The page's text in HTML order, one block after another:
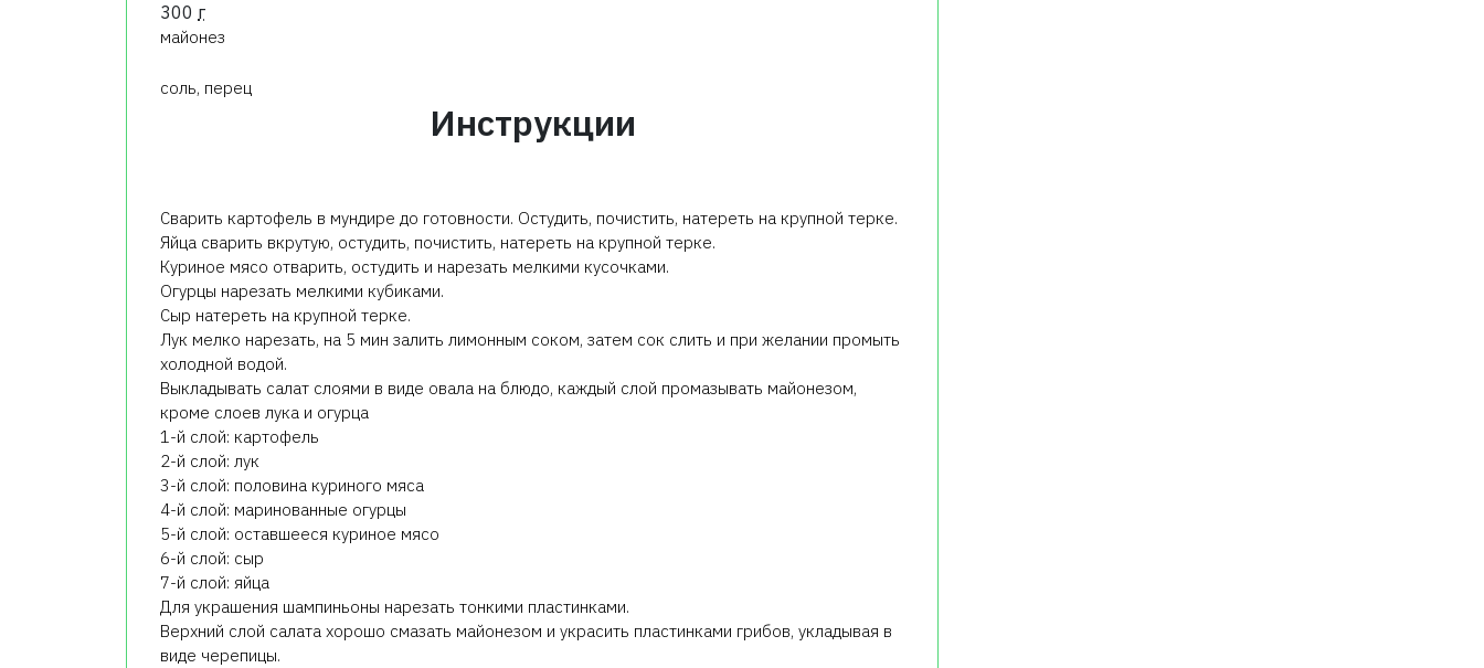
300 г
майонез
соль, перец
Инструкции
Сварить картофель в мундире до готовности. Остудить, почистить, натереть на крупной терке.
Яйца сварить вкрутую, остудить, почистить, натереть на крупной терке.
Куриное мясо отварить, остудить и нарезать мелкими кусочками.
Огурцы нарезать мелкими кубиками.
Сыр натереть на крупной терке.
Лук мелко нарезать, на 5 мин залить лимонным соком, затем сок слить и при желании промыть
холодной водой.
Выкладывать салат слоями в виде овала на блюдо, каждый слой промазывать майонезом,
кроме слоев лука и огурца
1-й слой: картофель
2-й слой: лук
3-й слой: половина куриного мяса
4-й слой: маринованные огурцы
5-й слой: оставшееся куриное мясо
6-й слой: сыр
7-й слой: яйца
Для украшения шампиньоны нарезать тонкими пластинками.
Верхний слой салата хорошо смазать майонезом и украсить пластинками грибов, укладывая в
виде черепицы.